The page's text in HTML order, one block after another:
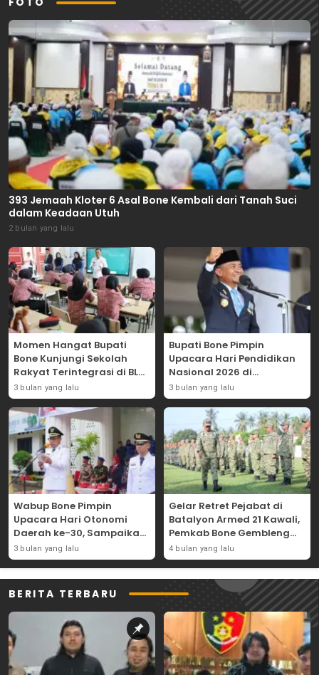
393 Jemaah Kloter 6 Asal Bone Kembali dari Tanah Suci
dalam Keadaan Utuh
2 bulan yang lalu
Momen Hangat Bupati
Bone Kunjungi Sekolah
Rakyat Terintegrasi di BLK
Bajoe
3 bulan yang lalu
Bupati Bone Pimpin
Upacara Hari Pendidikan
Nasional 2026 di
Lapangan Merdeka
3 bulan yang lalu
Wabup Bone Pimpin
Upacara Hari Otonomi
Daerah ke-30, Sampaikan
Amanat Mendagri
Wujudkan Asta Cita
3 bulan yang lalu
Gelar Retret Pejabat di
Batalyon Armed 21 Kawali,
Pemkab Bone Gembleng
Kedisiplinan Camat dan
Pimpinan OPD
4 bulan yang lalu
BERITA TERBARU